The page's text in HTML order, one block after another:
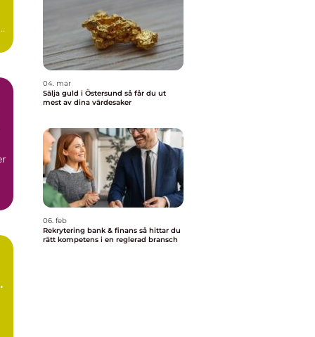
04. mar
Sälja guld i Östersund så får du ut
mest av dina värdesaker
06. feb
Rekrytering bank & finans så hittar du
rätt kompetens i en reglerad bransch